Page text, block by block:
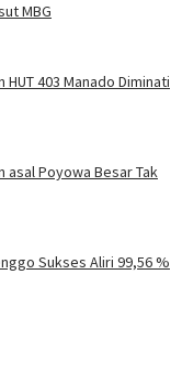
MBG
403 Manado Diminati
asal Poyowa Besar Tak
Sukses Aliri 99,56 %